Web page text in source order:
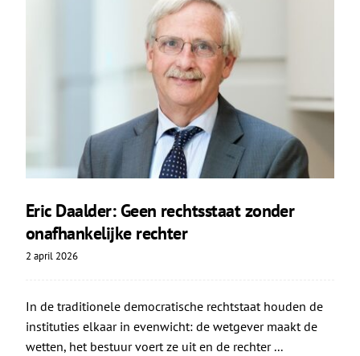
Eric Daalder: Geen rechtsstaat zonder
onafhankelijke rechter
2 april 2026
In de traditionele democratische rechtstaat houden de
instituties elkaar in evenwicht: de wetgever maakt de
wetten, het bestuur voert ze uit en de rechter ...